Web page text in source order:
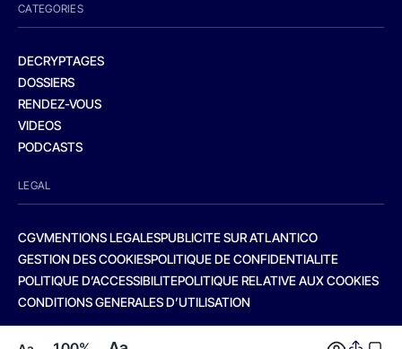
CATEGORIES
DECRYPTAGES
DOSSIERS
RENDEZ-VOUS
VIDEOS
PODCASTS
LEGAL
CGVMENTIONS LEGALESPUBLICITE SUR ATLANTICO
GESTION DES COOKIESPOLITIQUE DE CONFIDENTIALITE
POLITIQUE D’ACCESSIBILITEPOLITIQUE RELATIVE AUX COOKIES
CONDITIONS GENERALES D’UTILISATION